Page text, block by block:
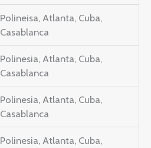
Polineisa, Atlanta, Cuba,
Casablanca
Polinesia, Atlanta, Cuba,
Casablanca
Polinesia, Atlanta, Cuba,
Casablanca
Polinesia, Atlanta, Cuba,